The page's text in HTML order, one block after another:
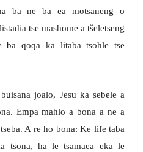
ba ne ba ea motsaneng o
tse mashome a tšeletseng
ba qoqa ka litaba tsohle tse
joalo, Jesu ka sebele a
Empa mahlo a bona a ne a
A re ho bona: Ke life taba
tsona, ha le tsamaea eka le